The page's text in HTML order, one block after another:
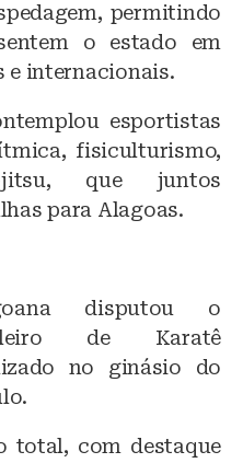
permitindo
o estado em
e internacionais.
esportistas
fisiculturismo,
que juntos
para Alagoas.
disputou o
de Karatê
no ginásio do
total, com destaque